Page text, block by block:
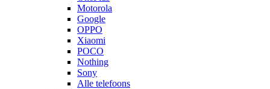
Motorola
Google
OPPO
Xiaomi
POCO
Nothing
Sony
Alle telefoons